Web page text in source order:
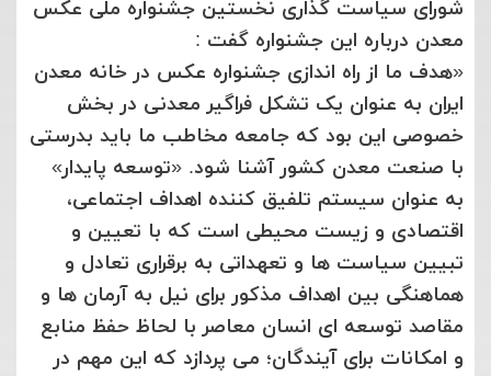
شورای سیاست گذاری نخستین جشنواره ملی عکس
معدن درباره این جشنواره گفت :
«هدف ما از راه اندازی جشنواره عکس در خانه معدن
ایران به عنوان یک تشکل فراگیر معدنی در بخش
خصوصی این بود که جامعه مخاطب ما باید بدرستی
با صنعت معدن کشور آشنا شود. «توسعه پایدار»
به عنوان سیستم تلفیق کننده اهداف اجتماعی،
اقتصادی و زیست محیطی است که با تعیین و
تبیین سیاست ها و تعهداتی به برقراری تعادل و
هماهنگی بین اهداف مذکور برای نیل به آرمان ها و
مقاصد توسعه ای انسان معاصر با لحاظ حفظ منابع
و امکانات برای آیندگان؛ می پردازد که این مهم در